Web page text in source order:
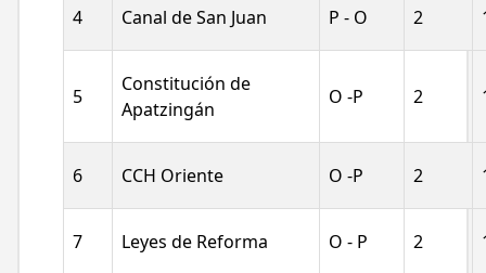
4 Canal de San Juan P - O 2
5
Constitución de
Apatzingán
O -P 2
6 CCH Oriente O -P 2
7 Leyes de Reforma O - P 2